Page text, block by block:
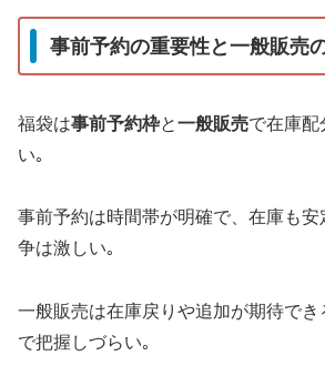
事前予約の重要性と一般販売
福袋は事前予約枠と一般販売で在庫配
い｡
事前予約は時間帯が明確で、在庫も
争は激しい｡
一般販売は在庫戻りや追加が期待で
で把握しづらい｡